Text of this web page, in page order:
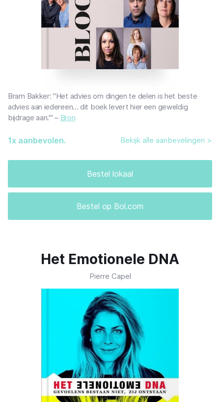
Bram Bakker: "Het advies om dingen te delen is het beste
advies aan iedereen... dit boek levert hier een geweldig
bijdrage aan.'" – Bron
Bestel lokaal
Bestel op Bol.com
1x aanbevolen. Bekijk alle aanbevelingen >
Het Emotionele DNA
Pierre Capel